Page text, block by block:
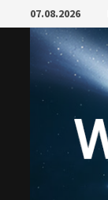
to
07.08.2026